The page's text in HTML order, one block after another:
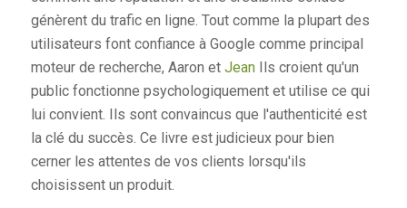
génèrent du trafic en ligne. Tout comme la plupart des
utilisateurs font confiance à Google comme principal
moteur de recherche, Aaron et JeanIls croient qu'un
public fonctionne psychologiquement et utilise ce qui
lui convient. Ils sont convaincus que l'authenticité est
la clé du succès. Ce livre est judicieux pour bien
cerner les attentes de vos clients lorsqu'ils
choisissent un produit.